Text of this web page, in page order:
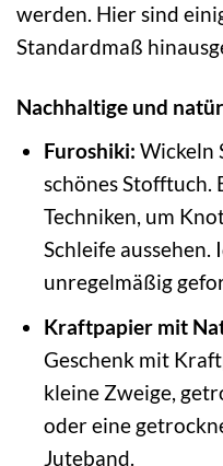
werden. Hier sind
Standardmaß
Nachhaltige und
Furoshiki: Wickeln
schönes Stofftuch.
Techniken, um
Schleife
unregelmäßig
Kraftpapier mit
Geschenk mit
kleine Zweige,
oder eine
Juteband.